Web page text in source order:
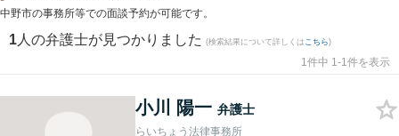
中野市の事務所等での面談予約が可能です。
1 人の弁護士が見つかりました (検索結果について詳しくは こちら)
1件中 1-1件を表示
小川 陽一 弁護士
らいちょう法律事務所